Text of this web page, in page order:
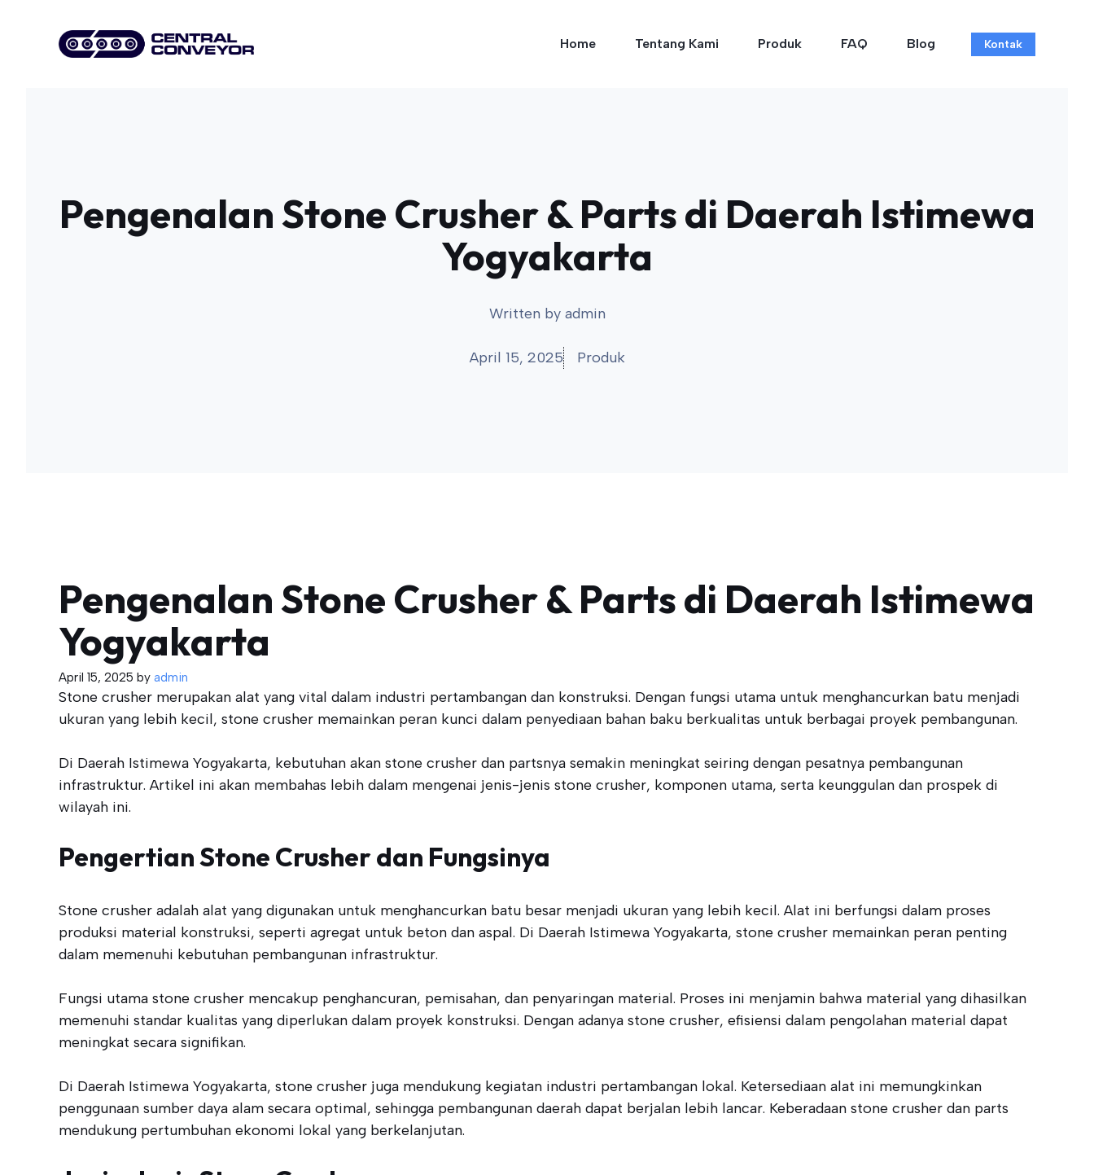
Home Tentang Kami Produk FAQ Blog Kontak
Pengenalan Stone Crusher & Parts di Daerah Istimewa
Yogyakarta
Written by admin
April 15, 2025 Produk
Pengenalan Stone Crusher & Parts di Daerah Istimewa
Yogyakarta
April 15, 2025 by admin
Stone crusher merupakan alat yang vital dalam industri pertambangan dan konstruksi. Dengan fungsi utama untuk menghancurkan batu menjadi
ukuran yang lebih kecil, stone crusher memainkan peran kunci dalam penyediaan bahan baku berkualitas untuk berbagai proyek pembangunan.
Di Daerah Istimewa Yogyakarta, kebutuhan akan stone crusher dan partsnya semakin meningkat seiring dengan pesatnya pembangunan
infrastruktur. Artikel ini akan membahas lebih dalam mengenai jenis-jenis stone crusher, komponen utama, serta keunggulan dan prospek di
wilayah ini.
Pengertian Stone Crusher dan Fungsinya
Stone crusher adalah alat yang digunakan untuk menghancurkan batu besar menjadi ukuran yang lebih kecil. Alat ini berfungsi dalam proses
produksi material konstruksi, seperti agregat untuk beton dan aspal. Di Daerah Istimewa Yogyakarta, stone crusher memainkan peran penting
dalam memenuhi kebutuhan pembangunan infrastruktur.
Fungsi utama stone crusher mencakup penghancuran, pemisahan, dan penyaringan material. Proses ini menjamin bahwa material yang dihasilkan
memenuhi standar kualitas yang diperlukan dalam proyek konstruksi. Dengan adanya stone crusher, efisiensi dalam pengolahan material dapat
meningkat secara signifikan.
Di Daerah Istimewa Yogyakarta, stone crusher juga mendukung kegiatan industri pertambangan lokal. Ketersediaan alat ini memungkinkan
penggunaan sumber daya alam secara optimal, sehingga pembangunan daerah dapat berjalan lebih lancar. Keberadaan stone crusher dan parts
mendukung pertumbuhan ekonomi lokal yang berkelanjutan.